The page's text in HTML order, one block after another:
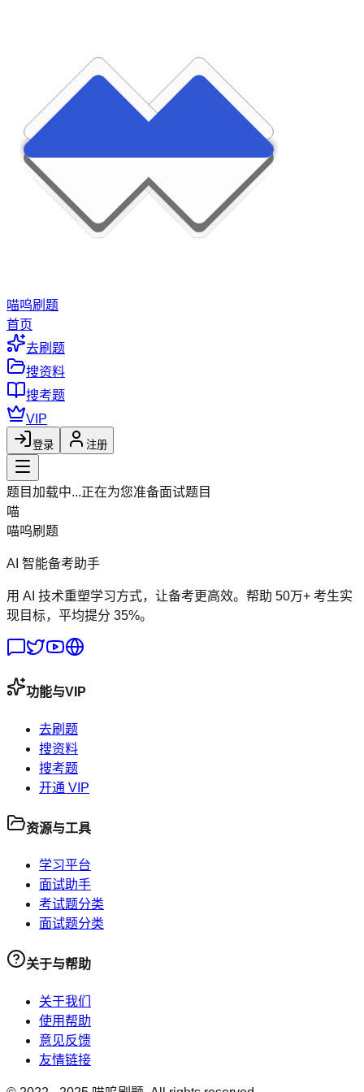
喵呜刷题
首页
去刷题
搜资料
搜考题
VIP
登录 注册
题目加载中...正在为您准备面试题目
喵
喵呜刷题
AI 智能备考助手
用 AI 技术重塑学习方式，让备考更高效。帮助 50万+ 考生实
现目标，平均提分 35%。
功能与VIP
去刷题
搜资料
搜考题
开通 VIP
资源与工具
学习平台
面试助手
考试题分类
面试题分类
关于与帮助
关于我们
使用帮助
意见反馈
友情链接